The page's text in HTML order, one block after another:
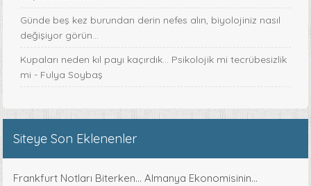
Günde beş kez burundan derin nefes alın, biyolojiniz nasıl
değişiyor görün...
Kupaları neden kıl payı kaçırdık… Psikolojik mi tecrübesizlik
mi - Fulya Soybaş
Siteye Son Eklenenler
Frankfurt Notları Biterken... Almanya Ekonomisinin...